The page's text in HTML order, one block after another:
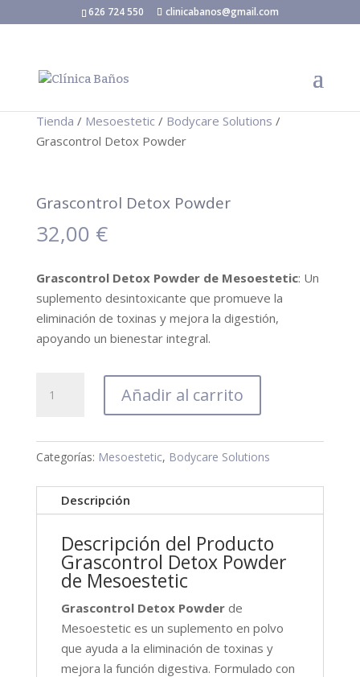
626 724 550 clinicabanos@gmail.com
Tienda / Mesoestetic/ Bodycare Solutions /
Grascontrol Detox Powder
Grascontrol Detox Powder
32,00 €
Grascontrol Detox Powder de Mesoestetic: Un
suplemento desintoxicante que promueve la
eliminación de toxinas y mejora la digestión,
apoyando un bienestar integral.
Detox
cantidad
Añadir al carrito
Categorías: Mesoestetic, Bodycare Solutions
Descripción
Descripción del Producto
Grascontrol Detox Powder
de Mesoestetic
Grascontrol Detox Powderde
Mesoestetic es un suplemento en polvo
que ayuda a la eliminación de toxinas y
mejora la función digestiva. Formulado con